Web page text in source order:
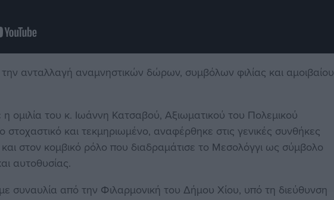
ανταλλαγή αναμνηστικών δώρων, συμβόλων φιλίας και αμοιβαίου
η ομιλία του κ. Ιωάννη Κατσαβού, Αξιωματικού του Πολεμικού
στοχαστικό και τεκμηριωμένο, αναφέρθηκε στις γενικές συνθήκες
στον κομβικό ρόλο που διαδραμάτισε το Μεσολόγγι ως σύμβολο
αυτοθυσίας.
από την Φιλαρμονική του Δήμου Χίου, υπό τη διεύθυνση